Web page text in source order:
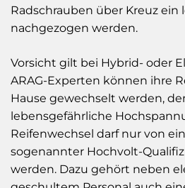
Radschrauben über Kreuz ein
nachgezogen werden.
Vorsicht gilt bei Hybrid- oder
ARAG-Experten können ihre
Hause gewechselt werden,
lebensgefährliche
Reifenwechsel darf nur von
sogenannter Hochvolt-
werden. Dazu gehört neben